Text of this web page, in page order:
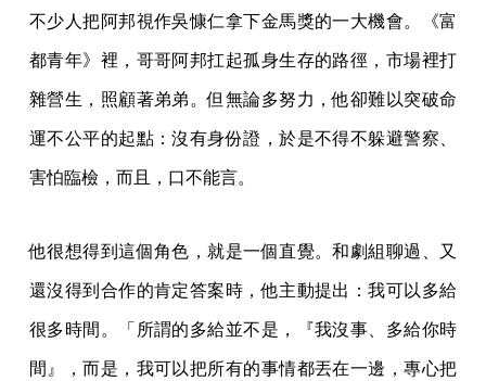
不少人把阿邦視作吳慷仁拿下金馬獎的一大機會。《富
都青年》裡，哥哥阿邦扛起孤身生存的路徑，市場裡打
雜營生，照顧著弟弟。但無論多努力，他卻難以突破命
運不公平的起點：沒有身份證，於是不得不躲避警察、
害怕臨檢，而且，口不能言。
他很想得到這個角色，就是一個直覺。和劇組聊過、又
還沒得到合作的肯定答案時，他主動提出：我可以多給
很多時間。「所謂的多給並不是，『我沒事、多給你時
間』，而是，我可以把所有的事情都丟在一邊，專心把